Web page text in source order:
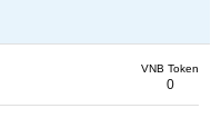
VNB Token
0